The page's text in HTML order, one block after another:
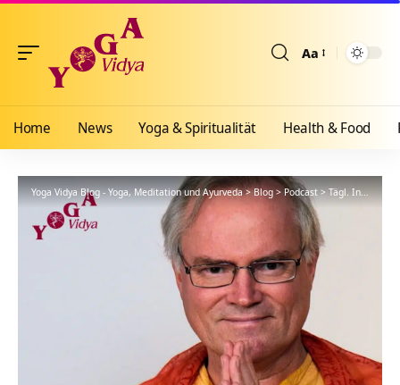
Aa
Home News Yoga & Spiritualität Health & Food
Yoga Vidya Blog - Yoga, Meditation und Ayurveda>Blog>Podcast>Tägl. Inspiration